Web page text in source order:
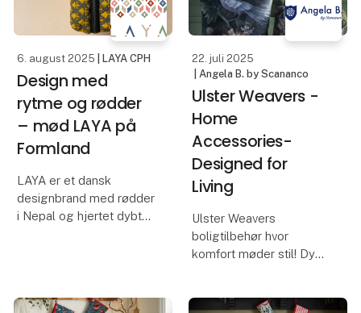
rummelig – med små
deta
6. august 2025 | LAYA CPH
Design med
rytme og rødder
– mød LAYA på
Formland
LAYA er et dansk
designbrand med rødder
i Nepal og hjertet dybt
“opløsning” på sanskrit –
22. juli 2025
| Angela B. by Scananco
Ulster Weavers -
Home
Accessories-
Designed for
Living
Ulster Weavers
boligtilbehør hvor
komfort møder stil! Dyk
tilbehør designet til at